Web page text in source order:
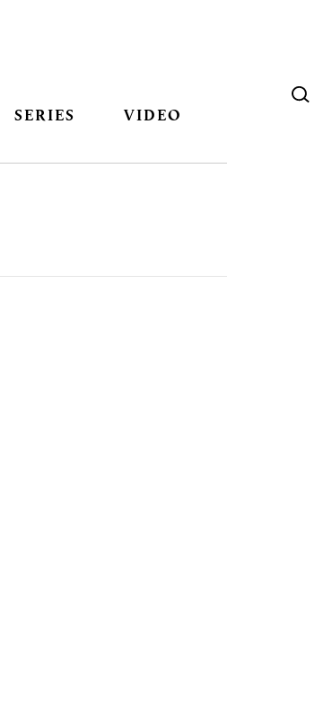
SERIES VIDEO